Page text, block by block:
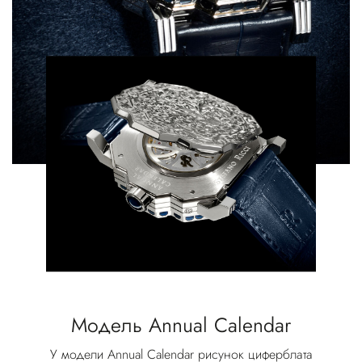
Модель Annual Calendar
У модели Annual Calendar рисунок циферблата